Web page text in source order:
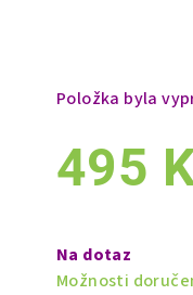
Položka byla
495
cena:
Na dotaz
Možnosti